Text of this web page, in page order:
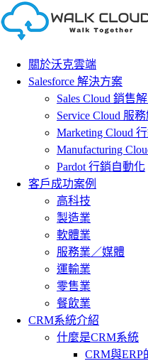
Skip
to
content
關於沃克雲端
Salesforce 解決方案
Sales Cloud 銷售
Service Cloud 服
Marketing Cloud
Manufacturing
Pardot 行銷自動化
客戶成功案例
高科技
製造業
軟體業
服務業／媒體
運輸業
零售業
餐飲業
CRM系統介紹
什麼是CRM系統
CRM與ERP